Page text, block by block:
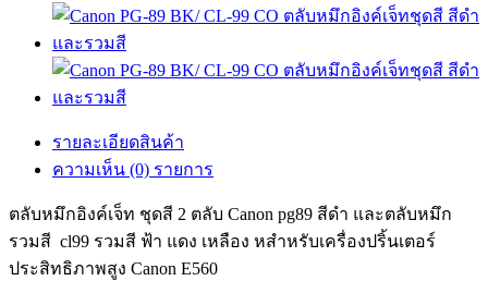
รายละเอียดสินค้า
ความเห็น (0) รายการ
ตลับหมึกอิงค์เจ็ท ชุดสี 2 ตลับ Canon pg89 สีดำ และตลับหมึก
รวมสี cl99 รวมสี ฟ้า แดง เหลือง หสำหรับเครื่องปริ้นเตอร์
ประสิทธิภาพสูง Canon E560